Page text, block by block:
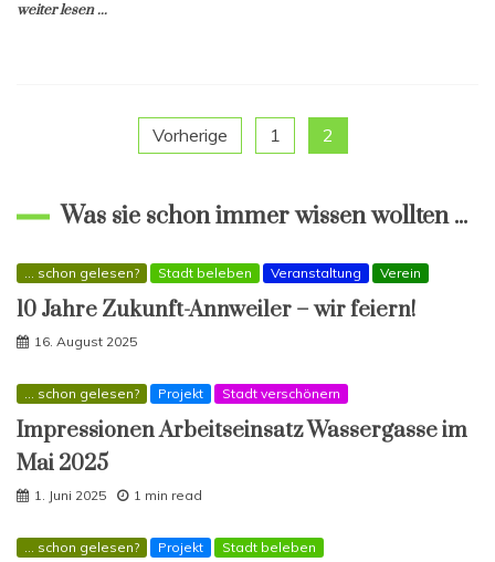
weiter lesen ...
Seitennummerierung
der
Beiträge
Vorherige 1 2
Was sie schon immer wissen wollten ...
... schon gelesen? Stadt beleben Veranstaltung Verein
10 Jahre Zukunft-Annweiler – wir feiern!
16. August 2025
... schon gelesen? Projekt Stadt verschönern
Impressionen Arbeitseinsatz Wassergasse im
Mai 2025
1. Juni 2025 1 min read
... schon gelesen? Projekt Stadt beleben